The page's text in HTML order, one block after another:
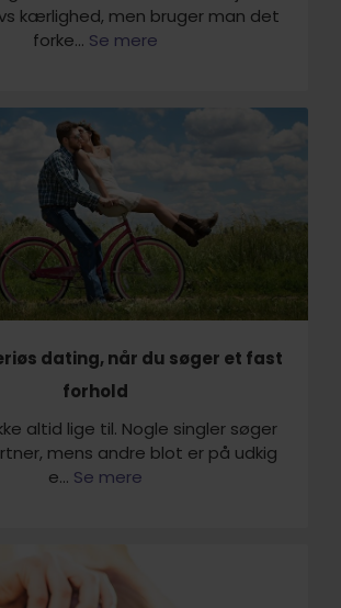
kærlighed, men bruger man det
forke... Se mere
dating, når du søger et fast
forhold
altid lige til. Nogle singler søger
mens andre blot er på udkig
e... Se mere